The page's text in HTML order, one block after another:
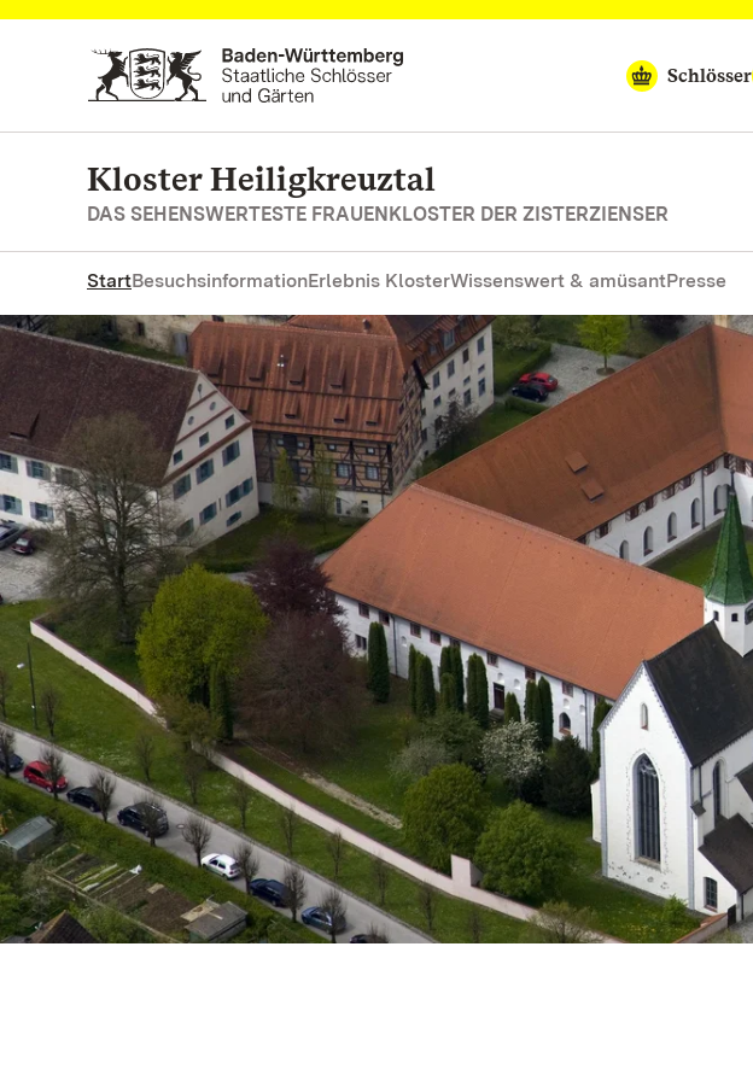
Zum Hauptinhalt springen
Schlösser
Kloster Heiligkreuztal
DAS SEHENSWERTESTE FRAUENKLOSTER DER ZISTERZIENSER
StartBesuchsinformationErlebnis KlosterWissenswert & amüsantPresse
Genießen Sie die Aura